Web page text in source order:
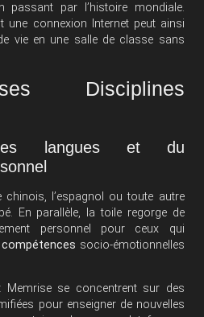
passant par l’histoire mondiale.
une connexion Internet peut ainsi
vie en une salle de classe sans
Disciplines
des langues et du
l’espagnol ou toute autre
En parallèle, la toile regorge de
personnel pour ceux qui
compétences socio-émotionnelles
Memrise se concentrent sur des
pour enseigner de nouvelles